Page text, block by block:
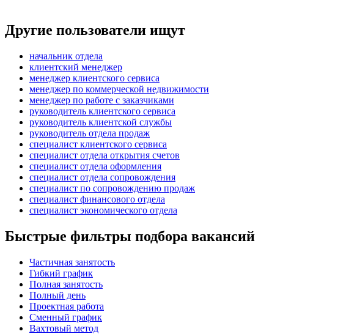
Другие пользователи ищут
начальник отдела
клиентский менеджер
менеджер клиентского сервиса
менеджер по коммерческой недвижимости
менеджер по работе с заказчиками
руководитель клиентского сервиса
руководитель клиентской службы
руководитель отдела продаж
специалист клиентского сервиса
специалист отдела открытия счетов
специалист отдела оформления
специалист отдела сопровождения
специалист по сопровождению продаж
специалист финансового отдела
специалист экономического отдела
Быстрые фильтры подбора вакансий
Частичная занятость
Гибкий график
Полная занятость
Полный день
Проектная работа
Сменный график
Вахтовый метод